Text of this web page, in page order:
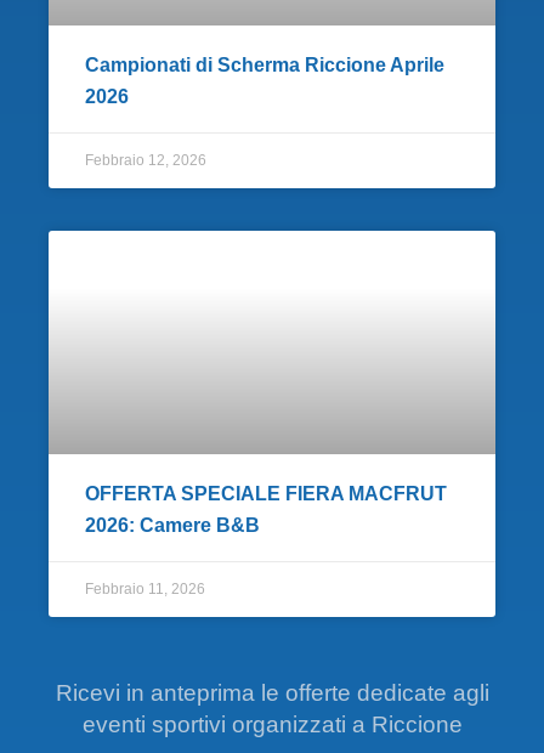
Campionati di Scherma Riccione Aprile
2026
Febbraio 12, 2026
OFFERTA SPECIALE FIERA MACFRUT
2026: Camere B&B
Febbraio 11, 2026
Ricevi in anteprima le offerte dedicate agli
eventi sportivi organizzati a Riccione